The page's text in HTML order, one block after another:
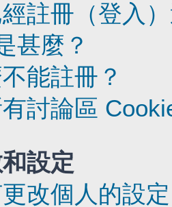
註冊（登入
甚麼？
能註冊？
有討論區
設定
改個人的設